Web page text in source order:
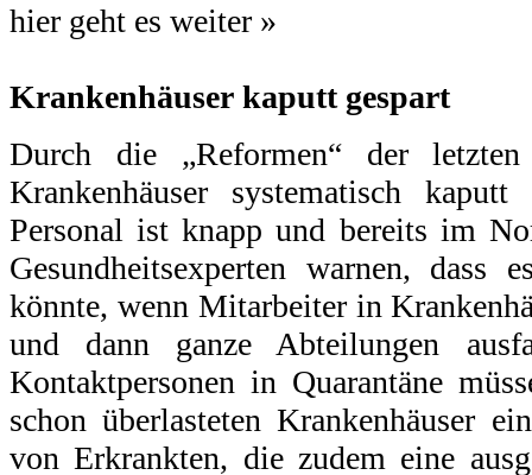
hier geht es weiter »
Krankenhäuser kaputt gespart
Durch die „Reformen“ der
Krankenhäuser systematisch
Personal ist knapp und bereits im
Gesundheitsexperten warnen, dass
könnte, wenn Mitarbeiter in
und dann ganze Abteilungen
Kontaktpersonen in Quarantäne
schon überlasteten Krankenhäuser
von Erkrankten, die zudem eine